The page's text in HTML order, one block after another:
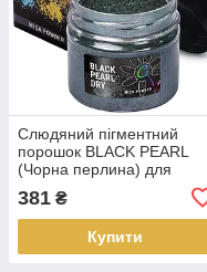
Слюдяний пігментний
порошок BLACK PEARL
(Чорна перлина) для
манікюру SOAP SHOP
банка 57 грам
381 ₴
Купити